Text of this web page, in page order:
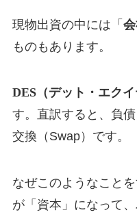
現物出資の中には「
ものもあります。
DES（デット・エクイ
す。直訳すると、負
交換（Swap）です。
なぜこのようなこと
が「資本」になって